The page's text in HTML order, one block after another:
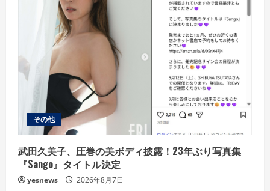
d
g
その他
武田久美子、圧巻の美ボディ披露！23年ぶり写真集
『Sango』タイトル決定
yesnews 2026年8月7日